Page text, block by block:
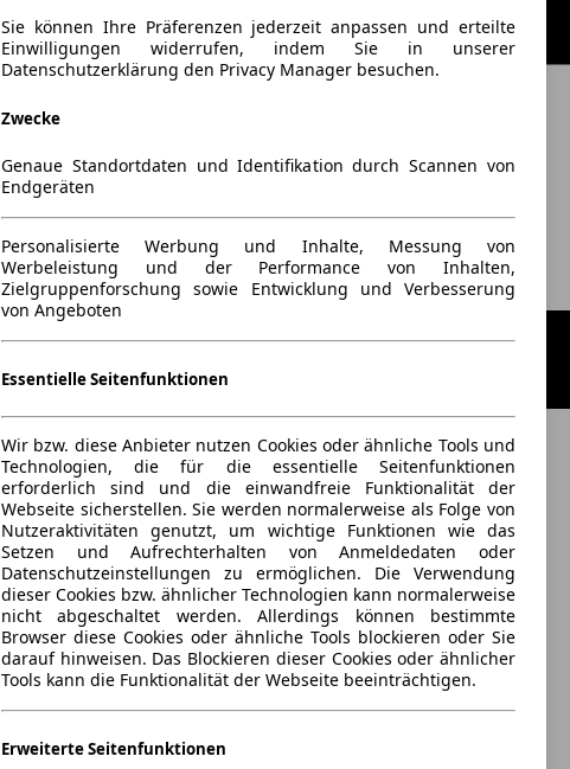
Sie können Ihre Präferenzen jederzeit anpassen und erteilte
Einwilligungen widerrufen, indem Sie in unserer
Datenschutzerklärung den Privacy Manager besuchen.
Zwecke
Genaue Standortdaten und Identifikation durch Scannen von
Endgeräten
Personalisierte Werbung und Inhalte, Messung von
Werbeleistung und der Performance von Inhalten,
Zielgruppenforschung sowie Entwicklung und Verbesserung
von Angeboten
Essentielle Seitenfunktionen
Wir bzw. diese Anbieter nutzen Cookies oder ähnliche Tools und
Technologien, die für die essentielle Seitenfunktionen
erforderlich sind und die einwandfreie Funktionalität der
Webseite sicherstellen. Sie werden normalerweise als Folge von
Nutzeraktivitäten genutzt, um wichtige Funktionen wie das
Setzen und Aufrechterhalten von Anmeldedaten oder
Datenschutzeinstellungen zu ermöglichen. Die Verwendung
dieser Cookies bzw. ähnlicher Technologien kann normalerweise
nicht abgeschaltet werden. Allerdings können bestimmte
Browser diese Cookies oder ähnliche Tools blockieren oder Sie
darauf hinweisen. Das Blockieren dieser Cookies oder ähnlicher
Tools kann die Funktionalität der Webseite beeinträchtigen.
Erweiterte Seitenfunktionen